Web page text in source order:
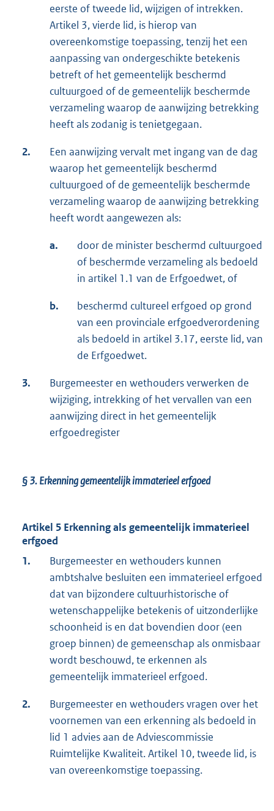
eerste of tweede lid, wijzigen of intrekken.
Artikel 3, vierde lid, is hierop van
overeenkomstige toepassing, tenzij het een
aanpassing van ondergeschikte betekenis
betreft of het gemeentelijk beschermd
cultuurgoed of de gemeentelijk beschermde
verzameling waarop de aanwijzing betrekking
heeft als zodanig is tenietgegaan.
2.
Een aanwijzing vervalt met ingang van de dag
waarop het gemeentelijk beschermd
cultuurgoed of de gemeentelijk beschermde
verzameling waarop de aanwijzing betrekking
heeft wordt aangewezen als:
a.
door de minister beschermd cultuurgoed
of beschermde verzameling als bedoeld
in artikel 1.1 van de Erfgoedwet, of
b.
beschermd cultureel erfgoed op grond
van een provinciale erfgoedverordening
als bedoeld in artikel 3.17, eerste lid, van
de Erfgoedwet.
3.
Burgemeester en wethouders verwerken de
wijziging, intrekking of het vervallen van een
aanwijzing direct in het gemeentelijk
erfgoedregister
§ 3.Erkenning gemeentelijk immaterieel erfgoed
Artikel 5 Erkenning als gemeentelijk immaterieel
erfgoed
1.
Burgemeester en wethouders kunnen
ambtshalve besluiten een immaterieel erfgoed
dat van bijzondere cultuurhistorische of
wetenschappelijke betekenis of uitzonderlijke
schoonheid is en dat bovendien door (een
groep binnen) de gemeenschap als onmisbaar
wordt beschouwd, te erkennen als
gemeentelijk immaterieel erfgoed.
2.
Burgemeester en wethouders vragen over het
voornemen van een erkenning als bedoeld in
lid 1 advies aan de Adviescommissie
Ruimtelijke Kwaliteit. Artikel 10, tweede lid, is
van overeenkomstige toepassing.